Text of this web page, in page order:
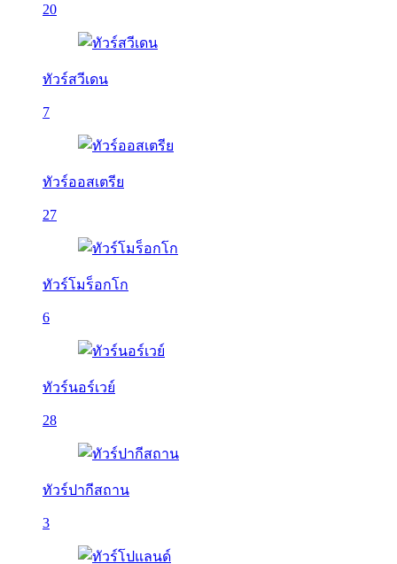
20
ทัวร์สวีเดน
7
ทัวร์ออสเตรีย
27
ทัวร์โมร็อกโก
6
ทัวร์นอร์เวย์
28
ทัวร์ปากีสถาน
3